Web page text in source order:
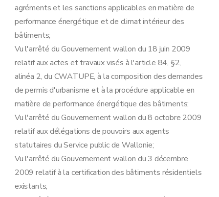
Titre IV Certificats de performance énergétique des bâtiments
Chapitre I
Régime de la certification
Section 1re
Catégories de certificats PEB
Art. 31
Art. 32
Art. 34
Art. 35
Contenu des certificats PEB
Art. 36
Art. 37
Art. 38
Art. 39
Art. 40
Section 3
Rapport partiel
Art. 41
Art. 42
Section 4
Validité et renouvellement
Art. 43
agréments et les sanctions applicables en matière de
performance énergétique et de climat intérieur des
bâtiments;
Vu l'arrêté du Gouvernement wallon du 18 juin 2009
relatif aux actes et travaux visés à l'article 84, §2,
alinéa 2, du CWATUPE, à la composition des demandes
de permis d'urbanisme et à la procédure applicable en
matière de performance énergétique des bâtiments;
Vu l'arrêté du Gouvernement wallon du 8 octobre 2009
relatif aux délégations de pouvoirs aux agents
statutaires du Service public de Wallonie;
Vu l'arrêté du Gouvernement wallon du 3 décembre
2009 relatif à la certification des bâtiments résidentiels
existants;